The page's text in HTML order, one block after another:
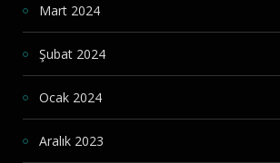
Mart 2024
Şubat 2024
Ocak 2024
Aralık 2023